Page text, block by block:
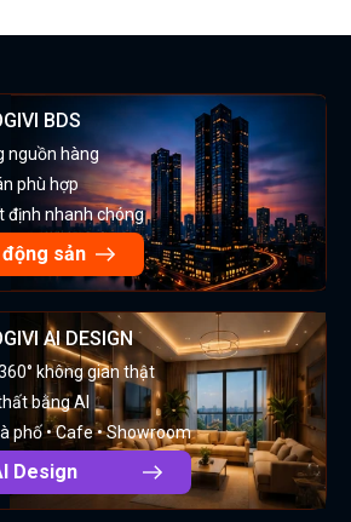
BDS
nguồn hàng
phù hợp
định nhanh chóng
sản
AI DESIGN
không gian thật
bằng AI
phố • Cafe • Showroom
Design